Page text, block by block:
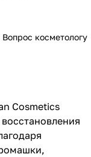
Вопрос косметологу
Cosmetics